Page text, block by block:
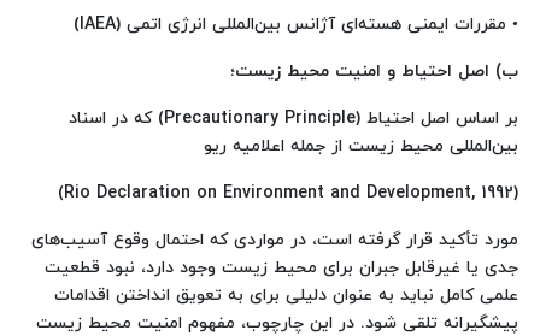
• مقررات ایمنی هسته‌ای آژانس بین‌المللی انرژی اتمی (IAEA)
ب) اصل احتیاط و امنیت محیط زیست؛
بر اساس اصل احتیاط (Precautionary Principle) که در اسناد
بین‌المللی محیط زیست از جمله اعلامیه ریو
(Rio Declaration on Environment and Development, 1992)
مورد تأکید قرار گرفته است، در مواردی که احتمال وقوع آسیب‌های
جدی یا غیرقابل جبران برای محیط زیست وجود دارد، نبود قطعیت
علمی کامل نباید به عنوان دلیلی برای به تعویق انداختن اقدامات
پیشگیرانه تلقی شود. در این چارچوب، مفهوم امنیت محیط زیست